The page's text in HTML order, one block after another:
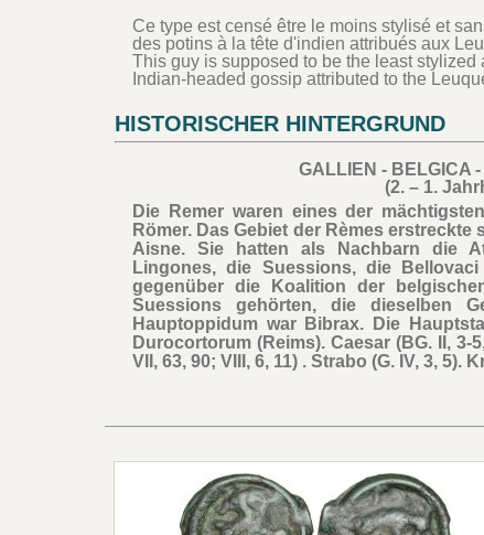
Ce type est censé être le moins stylisé et
des potins à la tête d'indien attribués aux
This guy is supposed to be the least
Indian-headed gossip attributed to the
HISTORISCHER HINTERGRUND
GALLIEN - BELGICA
(2. – 1.
Die Remer waren eines der
Römer. Das Gebiet der Rèmes
Aisne. Sie hatten als Nachbarn die
Lingones, die Suessions, die
gegenüber die Koalition der
Suessions gehörten, die dieselben
Hauptoppidum war Bibrax. Die
Durocortorum (Reims). Caesar (BG. II, 3-
VII, 63, 90; VIII, 6, 11) . Strabo (G. IV, 3, 5).